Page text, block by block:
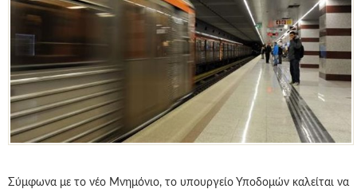
Επισκέπτη!
Σύνδεση
Εγγραφή
Σύμφωνα με το νέο Μνημόνιο, το υπουργείο Υποδομών καλείται να